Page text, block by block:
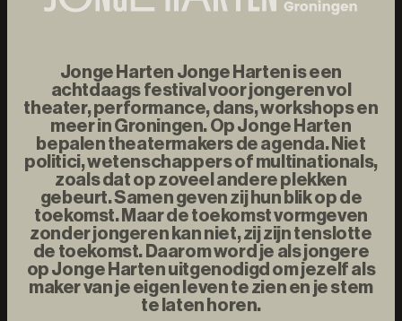
Jonge Harten Jonge Harten is een
achtdaags festival voor jongeren vol
theater, performance, dans, workshops en
meer in Groningen. Op Jonge Harten
bepalen theatermakers de agenda. Niet
politici, wetenschappers of multinationals,
zoals dat op zoveel andere plekken
gebeurt. Samen geven zij hun blik op de
toekomst. Maar de toekomst vormgeven
zonder jongeren kan niet, zij zijn tenslotte
de toekomst. Daarom word je als jongere
op Jonge Harten uitgenodigd om jezelf als
maker van je eigen leven te zien en je stem
te laten horen.